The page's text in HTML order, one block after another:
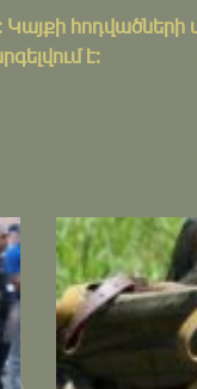
հոդվածների
է: